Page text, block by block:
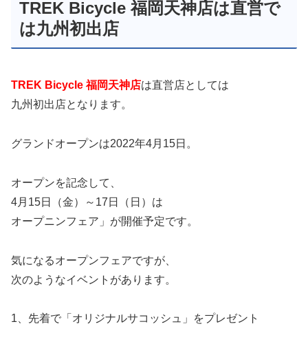
TREK Bicycle 福岡天神店は直営で
は九州初出店
TREK Bicycle 福岡天神店は直営店としては
九州初出店となります。
グランドオープンは2022年4月15日。
オープンを記念して、
4月15日（金）～17日（日）は
オープニンフェア」が開催予定です。
気になるオープンフェアですが、
次のようなイベントがあります。
1、先着で「オリジナルサコッシュ」をプレゼント